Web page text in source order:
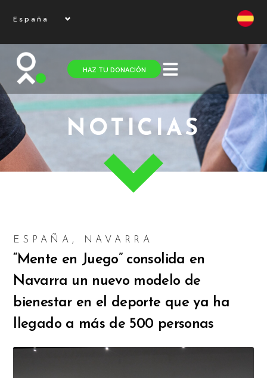
España
HAZ TU DONACIÓN
NOTICIAS
ESPAÑA , NAVARRA
“Mente en Juego” consolida en
Navarra un nuevo modelo de
bienestar en el deporte que ya ha
llegado a más de 500 personas